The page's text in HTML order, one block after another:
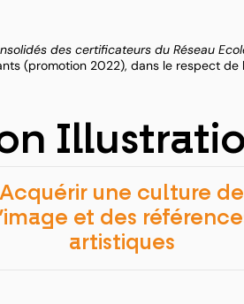
des certificateurs du Réseau
(promotion 2022), dans le respect
Acquérir une culture de
et des
artistiques